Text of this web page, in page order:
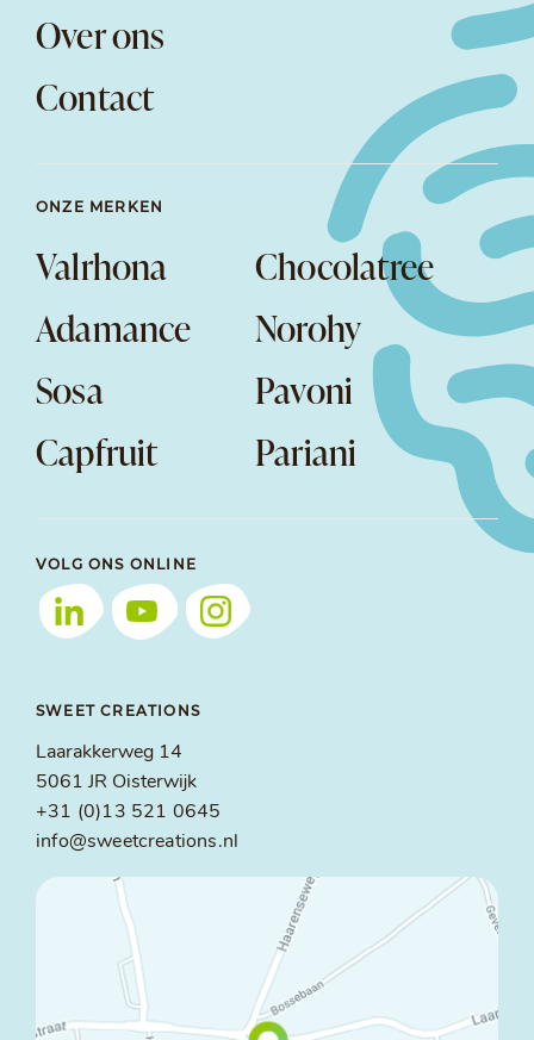
Over ons
Contact
ONZE MERKEN
Valrhona
Chocolatree
Adamance
Norohy
Sosa
Pavoni
Capfruit
Pariani
VOLG ONS ONLINE
SWEET CREATIONS
Laarakkerweg 14
5061 JR Oisterwijk
+31 (0)13 521 0645
info@sweetcreations.nl